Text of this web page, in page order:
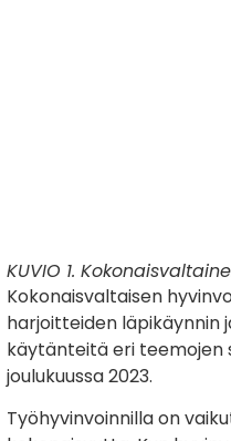
KUVIO 1.
Kokonaisvaltaisen
harjoitteiden läpikäynnin
käytänteitä eri teemojen
joulukuussa 2023.
Työhyvinvoinnilla on